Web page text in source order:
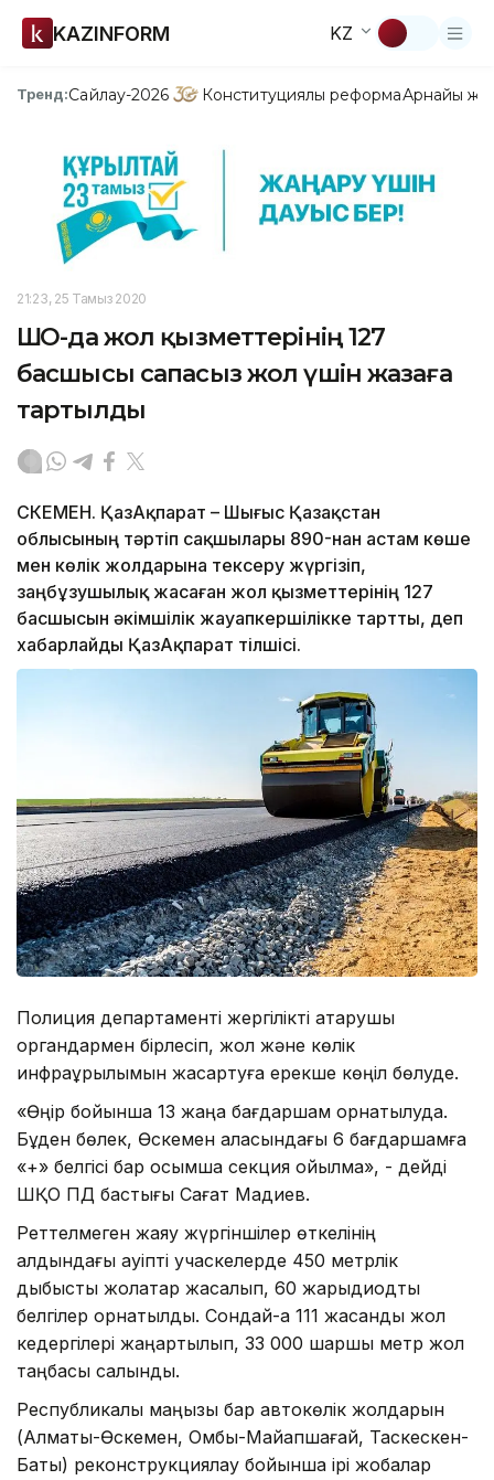
KAZINFORM KZ
Тренд:Сайлау-2026 Конституциялық реформаАрнайы
21:23, 25 Тамыз 2020
ШҚО-да жол қызметтерінің 127
басшысы сапасыз жол үшін жазаға
тартылды
ӨСКЕМЕН. ҚазАқпарат – Шығыс Қазақстан
облысының тәртіп сақшылары 890-нан астам көше
мен көлік жолдарына тексеру жүргізіп,
заңбұзушылық жасаған жол қызметтерінің 127
басшысын әкімшілік жауапкершілікке тартты, деп
хабарлайды ҚазАқпарат тілшісі.
Полиция департаменті жергілікті атқарушы
органдармен бірлесіп, жол және көлік
инфрақұрылымын жақсартуға ерекше көңіл бөлуде.
«Өңір бойынша 13 жаңа бағдаршам орнатылуда.
Бұден бөлек, Өскемен қаласындағы 6 бағдаршамға
«+» белгісі бар қосымша секция қойылмақ», - дейді
ШҚО ПД бастығы Сағат Мадиев.
Реттелмеген жаяу жүргіншілер өткелінің
алдындағы қауіпті учаскелерде 450 метрлік
дыбыстық жолақтар жасалып, 60 жарықдиодты
белгілер орнатылды. Сондай-ақ 111 жасанды жол
кедергілері жаңартылып, 33 000 шаршы метр жол
таңбасы салынды.
Республикалық маңызы бар автокөлік жолдарын
(Алматы-Өскемен, Омбы-Майқапшағай, Таскескен-
Бақты) реконструкциялау бойынша ірі жобалар